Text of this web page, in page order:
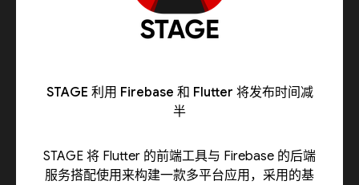
STAGE 利用 Firebase 和 Flutter 将发布时间减
半
STAGE 将 Flutter 的前端工具与 Firebase 的后端
服务搭配使用来构建一款多平台应用，采用的基